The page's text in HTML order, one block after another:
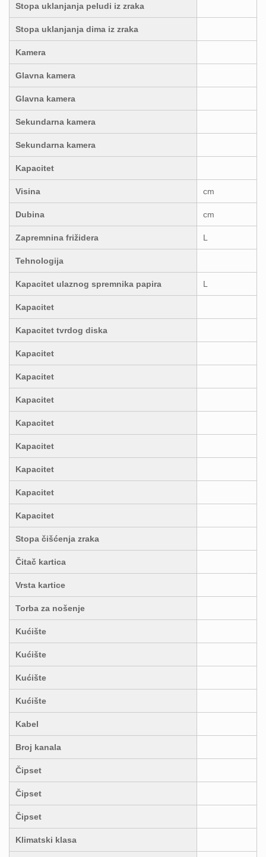
Stopa uklanjanja peludi iz zraka
Stopa uklanjanja dima iz zraka
Kamera
Glavna kamera
Glavna kamera
Sekundarna kamera
Sekundarna kamera
Kapacitet
Visina cm
Dubina cm
Zapremnina frižidera L
Tehnologija
Kapacitet ulaznog spremnika papira L
Kapacitet
Kapacitet tvrdog diska
Kapacitet
Kapacitet
Kapacitet
Kapacitet
Kapacitet
Kapacitet
Kapacitet
Kapacitet
Stopa čišćenja zraka
Čitač kartica
Vrsta kartice
Torba za nošenje
Kućište
Kućište
Kućište
Kućište
Kabel
Broj kanala
Čipset
Čipset
Čipset
Klimatski klasa